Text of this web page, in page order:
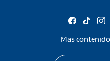
facebook
tiktok
Más